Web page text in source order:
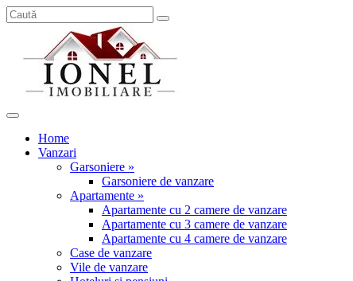
Home
Vanzari
Garsoniere »
Garsoniere de vanzare
Apartamente »
Apartamente cu 2 camere de vanzare
Apartamente cu 3 camere de vanzare
Apartamente cu 4 camere de vanzare
Case de vanzare
Vile de vanzare